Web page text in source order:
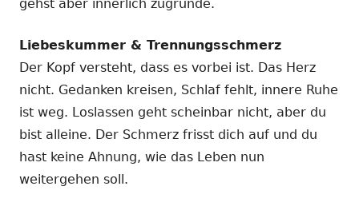
gehst aber innerlich zugrunde.
Liebeskummer & Trennungsschmerz
Der Kopf versteht, dass es vorbei ist. Das Herz
nicht. Gedanken kreisen, Schlaf fehlt, innere Ruhe
ist weg. Loslassen geht scheinbar nicht, aber du
bist alleine. Der Schmerz frisst dich auf und du
hast keine Ahnung, wie das Leben nun
weitergehen soll.